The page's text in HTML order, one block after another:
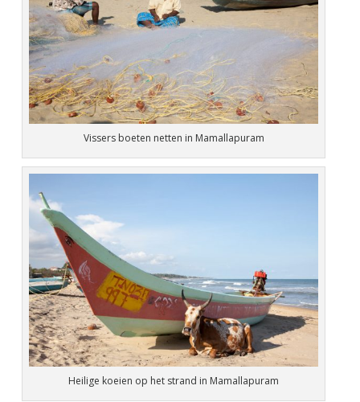
Vissers boeten netten in Mamallapuram
Heilige koeien op het strand in Mamallapuram